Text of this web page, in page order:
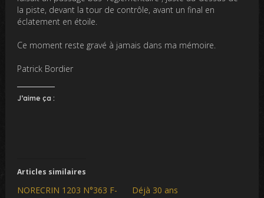
la piste, devant la tour de contrôle, avant un final en
éclatement en étoile.
Ce moment reste gravé à jamais dans ma mémoire.
Patrick Bordier
J’aime ça :
Articles similaires
NORECRIN 1203 N°363 F-
Déjà 30 ans